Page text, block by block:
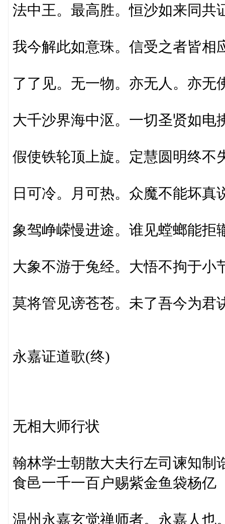
法中王。最高胜。恒沙如来同共
我今解此如意珠。信受之者皆相
了了见。无一物。亦无人。亦无
大千沙界海中沤。一切圣贤如电
假使铁轮顶上旋。定慧圆明终不
日可冷。月可热。众魔不能坏真
象驾峥嵘慢进途。谁见螳螂能拒
大象不游于兔经。大悟不拘于小
莫将管见谤苍苍。未了吾今为君
永嘉证道歌(终)
无相大师行状
翰林学士朝散大夫行左司谏知制
食邑一千一百户赐紫金鱼袋杨
温州永嘉玄觉禅师者。永嘉人也